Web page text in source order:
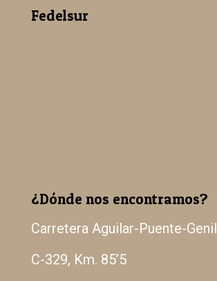
Fedelsur
¿Dónde nos encontramos?
Carretera Aguilar-Puente-Genil
C-329, Km. 85’5